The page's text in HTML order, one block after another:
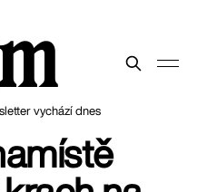
vychází dnes